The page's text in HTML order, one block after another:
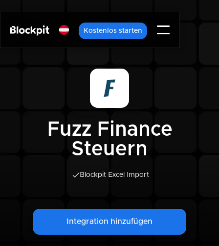
Kostenlos starten
Fuzz Finance
Steuern
Blockpit Excel Import
Integration hinzufügen